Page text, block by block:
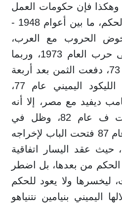
وهكذا فإن حكومات العمل
أو اليسار، بقيت في الحكم، ما بين أعوام 1948 -
تخوض الحروب مع العرب،
طوال تلك الفترة حتى حرب العام 1973، وربما
لأنها هزمت في حرب 73، دفعت الثمن بعد أربعة
أعوام، وتولى الحكم الليكود اليميني عام 77،
ديفيد مع مصر، إلا أنه
خاض حربه ضد م ت ف عام 82، وظل في
الحكم، لكن انتفاضة عام 87 فتحت الباب لإخراجه
من الحكم عام 1992، حيث عقد اليسار اتفاقية
من بعدها، بل اضطر
ليخسرها ولا يعود للحكم
اليميني بنيامين نتنياهو